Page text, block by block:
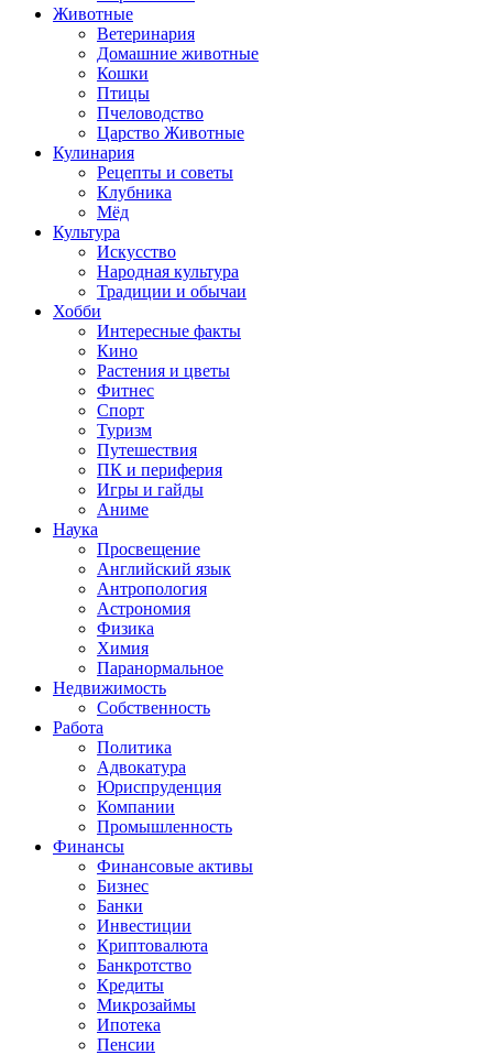
Животные
Ветеринария
Домашние животные
Кошки
Птицы
Пчеловодство
Царство Животные
Кулинария
Рецепты и советы
Клубника
Мёд
Культура
Искусство
Народная культура
Традиции и обычаи
Хобби
Интересные факты
Кино
Растения и цветы
Фитнес
Спорт
Туризм
Путешествия
ПК и периферия
Игры и гайды
Аниме
Наука
Просвещение
Английский язык
Антропология
Астрономия
Физика
Химия
Паранормальное
Недвижимость
Собственность
Работа
Политика
Адвокатура
Юриспруденция
Компании
Промышленность
Финансы
Финансовые активы
Бизнес
Банки
Инвестиции
Криптовалюта
Банкротство
Кредиты
Микрозаймы
Ипотека
Пенсии